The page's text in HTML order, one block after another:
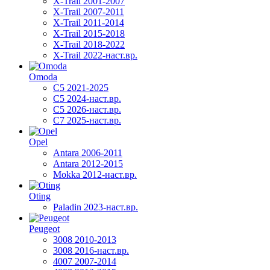
X-Trail 2007-2011
X-Trail 2011-2014
X-Trail 2015-2018
X-Trail 2018-2022
X-Trail 2022-наст.вр.
Omoda
C5 2021-2025
C5 2024-наст.вр.
C5 2026-наст.вр.
C7 2025-наст.вр.
Opel
Antara 2006-2011
Antara 2012-2015
Mokka 2012-наст.вр.
Oting
Paladin 2023-наст.вр.
Peugeot
3008 2010-2013
3008 2016-наст.вр.
4007 2007-2014